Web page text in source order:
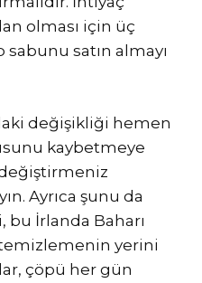
olması için üç
satın almayı
değişikliği hemen
kaybetmeye
Ayrıca şunu da
İrlanda Baharı
yerini
çöpü her gün